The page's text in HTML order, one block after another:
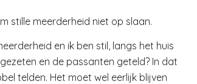
stille meerderheid niet op slaan.
en ik ben stil, langs het huis
en de passanten geteld? In dat
telden. Het moet wel eerlijk blijven